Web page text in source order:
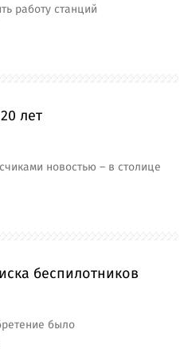
работу станций
лет
новостью – в столице
беспилотников
было